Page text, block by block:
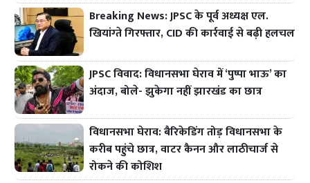
Breaking News: JPSC के पूर्व अध्यक्ष एल.
खियांग्ते गिरफ्तार, CID की कार्रवाई से बढ़ी हलचल
JPSC विवाद: विधानसभा घेराव में ‘पुष्पा भाऊ’ का
अंदाज, बोले- झुकेगा नहीं झारखंड का छात्र
विधानसभा घेराव: बैरिकेडिंग तोड़ विधानसभा के
करीब पहुंचे छात्र, वाटर कैनन और लाठीचार्ज से
रोकने की कोशिश